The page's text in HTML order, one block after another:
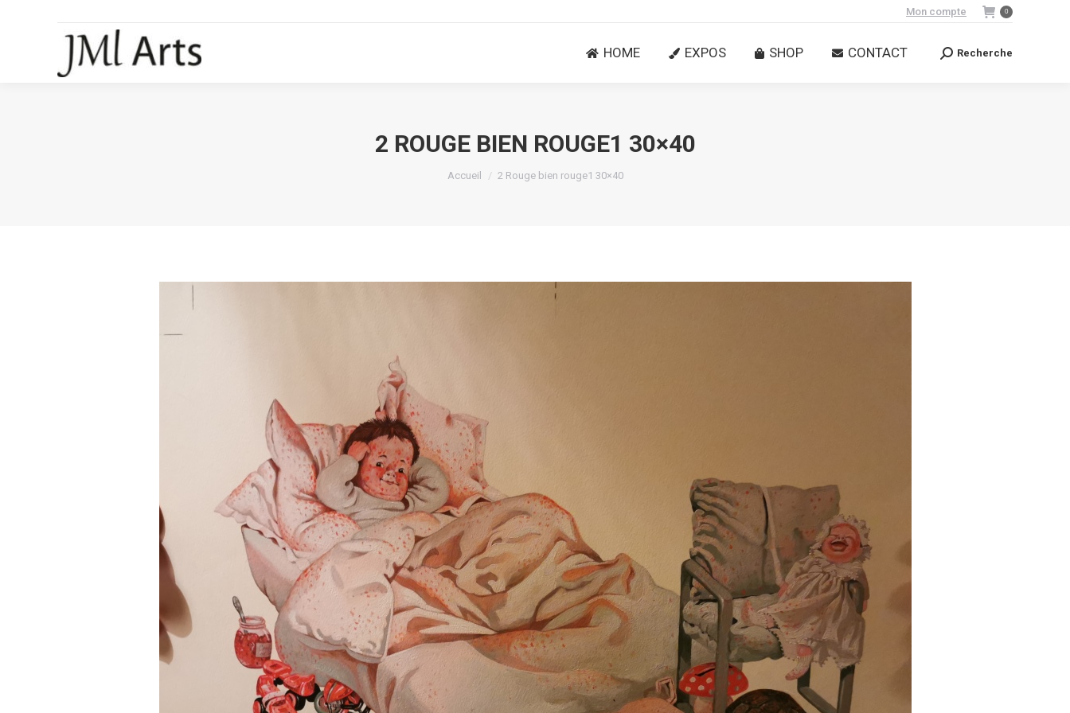
Mon compte 0
HOME EXPOS SHOP CONTACT
Recherche
Recherche
2 ROUGE BIEN ROUGE1 30×40
Vous êtes ici :
Accueil 2 Rouge bien rouge1 30×40
HOME EXPOS SHOP CONTACT Recherche